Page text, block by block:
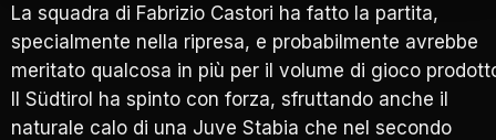
La squadra di Fabrizio Castori ha fatto la partita,
specialmente nella ripresa, e probabilmente avrebbe
meritato qualcosa in più per il volume di gioco
Il Südtirol ha spinto con forza, sfruttando anche il
naturale calo di una Juve Stabia che nel secondo